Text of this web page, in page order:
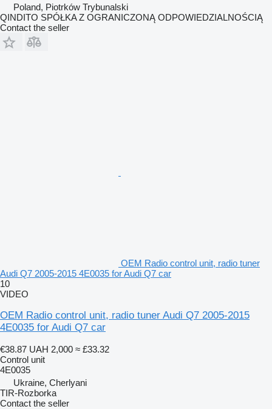
Poland, Piotrków Trybunalski
QINDITO SPÓŁKA Z OGRANICZONĄ ODPOWIEDZIALNOŚCIĄ
Contact the seller
OEM Radio control unit, radio tuner
Audi Q7 2005-2015 4E0035 for Audi Q7 car
10
VIDEO
OEM Radio control unit, radio tuner Audi Q7 2005-2015
4E0035 for Audi Q7 car
€38.87 UAH 2,000 ≈ £33.32
Control unit
4E0035
Ukraine, Cherlyani
TIR-Rozborka
Contact the seller